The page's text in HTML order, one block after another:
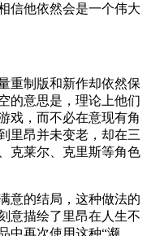
信他依然会是一个伟大
重制版和新作却依然保
的意思是，理论上他们
戏，而不必在意现有角
里昂并未变老，却在三
克莱尔、克里斯等角色
意的结局，这种做法的
意描绘了里昂在人生不
中再次使用这种“濒